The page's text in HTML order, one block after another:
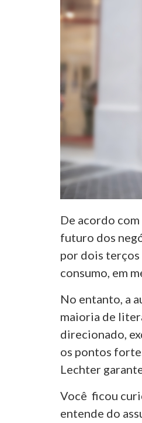
De acordo
futuro dos
por dois terços
consumo, em
No entanto, a
maioria de
direcionado,
os pontos
Lechter
Você ficou
entende do